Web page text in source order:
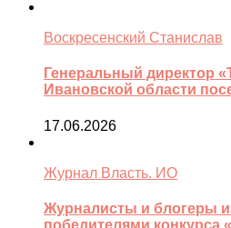
Воскресенский Станислав
Генеральный директор
Ивановской области
17.06.2026
Журнал Власть. ИО
Журналисты и блогеры
победителями конкурса